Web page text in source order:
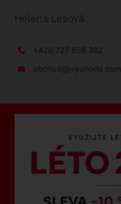
Helena Lesová
+420 727 859 382
obchod@jvpohoda.com